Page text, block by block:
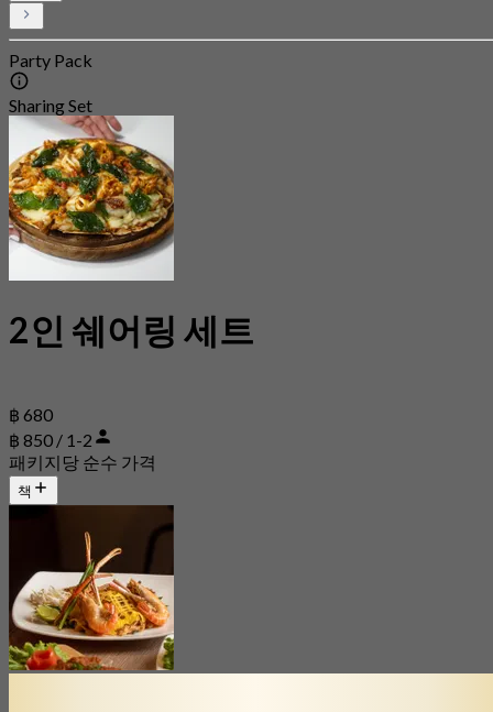
Party Pack
Sharing Set
2인 쉐어링 세트
฿ 680
฿ 850 / 1-2
패키지당 순수 가격
책